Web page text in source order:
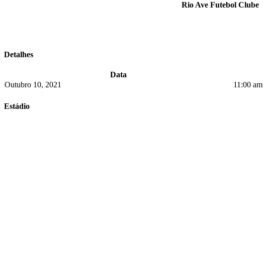
Rio Ave Futebol Clube
Detalhes
Data
Outubro 10, 2021
11:00 am
Estádio